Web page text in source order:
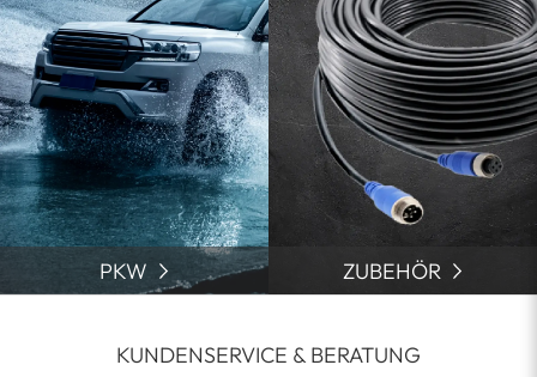
PKW ZUBEHÖR
KUNDENSERVICE & BERATUNG